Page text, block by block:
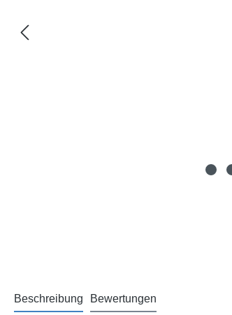
Beschreibung Bewertungen